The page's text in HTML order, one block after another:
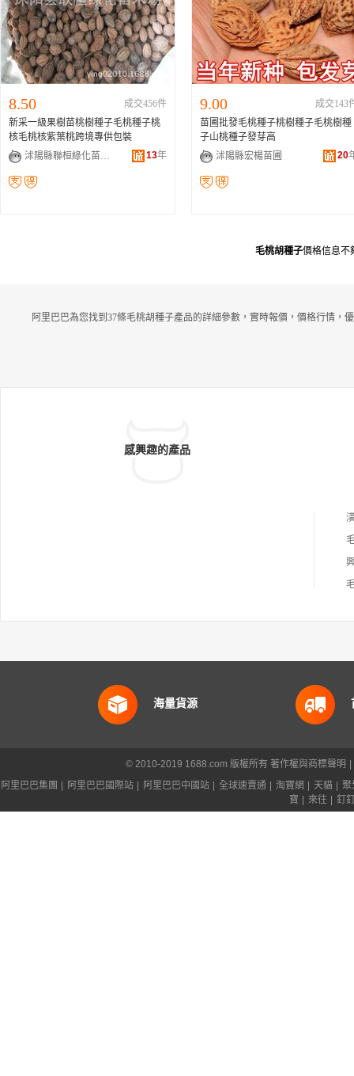
8.50
成交456件
新采一級果樹苗桃樹種子毛桃種子桃
核毛桃核紫葉桃跨境專供包裝
沭陽縣聯桓綠化苗木場
13年
9.00
成交143
苗圃批發毛桃種子桃樹種子毛桃樹種
子山桃種子發芽高
沭陽縣宏楊苗圃
20
毛桃胡種子價格信息不
阿里巴巴為您找到37條毛桃胡種子產品的詳細參數，實時報價，價格行情，
感興趣的產品
海量貨源
© 2010-2019 1688.com 版權所有 著作權與商標聲明
阿里巴巴集團
阿里巴巴國際站 阿里巴巴中國站 全球速賣通 淘寶網 天貓
聚
寶
來往 釘